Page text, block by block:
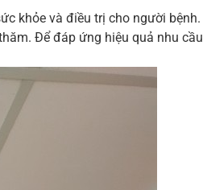
khỏe và điều trị cho người
Để đáp ứng hiệu quả nhu